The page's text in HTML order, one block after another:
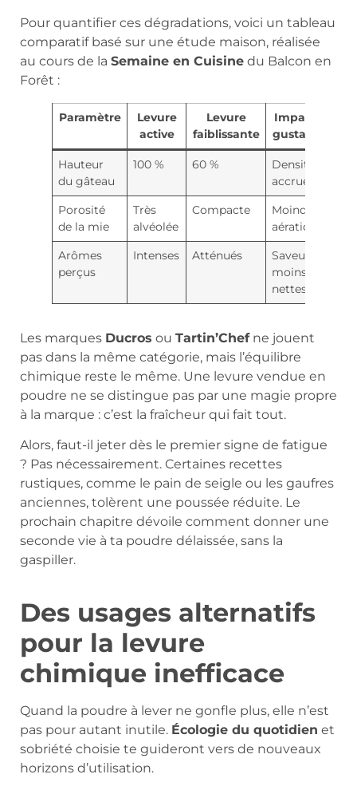
Pour quantifier ces dégradations, voici un tableau
comparatif basé sur une étude maison, réalisée
au cours de la Semaine en Cuisine du Balcon en
Forêt :
Paramètre
Levure
active
Levure
faiblissante
Impacts
gustatifs
Hauteur
du gâteau
100 % 60 %
Densité
accrue
Porosité
de la mie
Très
alvéolée
Compacte
Moindre
aération
Arômes
perçus
Intenses Atténués
Saveurs
moins
nettes
Les marques Ducros ou Tartin’Chefne jouent
pas dans la même catégorie, mais l’équilibre
chimique reste le même. Une levure vendue en
poudre ne se distingue pas par une magie propre
à la marque : c’est la fraîcheur qui fait tout.
Alors, faut-il jeter dès le premier signe de fatigue
? Pas nécessairement. Certaines recettes
rustiques, comme le pain de seigle ou les gaufres
anciennes, tolèrent une poussée réduite. Le
prochain chapitre dévoile comment donner une
seconde vie à ta poudre délaissée, sans la
gaspiller.
Des usages alternatifs
pour la levure
chimique inefficace
Quand la poudre à lever ne gonfle plus, elle n’est
pas pour autant inutile. Écologie du quotidien et
sobriété choisie te guideront vers de nouveaux
horizons d’utilisation.